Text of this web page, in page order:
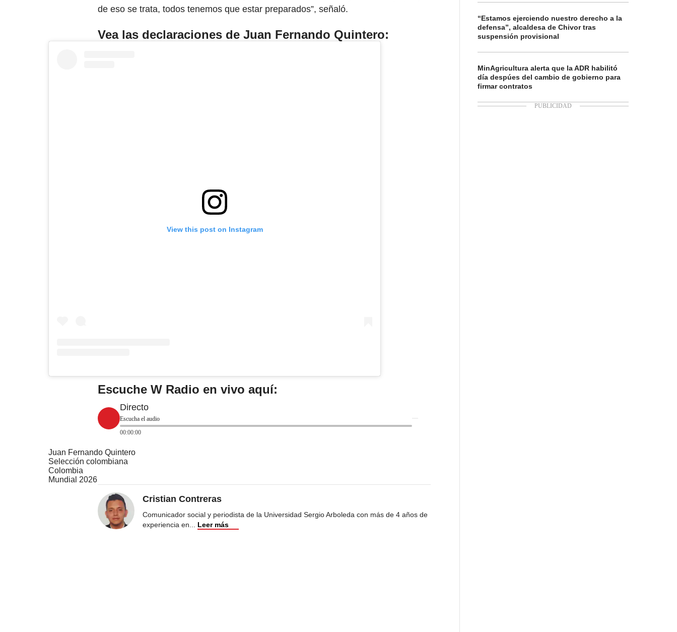
de eso se trata, todos tenemos que estar preparados”, señaló.
Vea las declaraciones de Juan Fernando Quintero:
View this post on Instagram
Escuche W Radio en vivo aquí:
Directo
Escucha el audio
00:00:00
Juan Fernando Quintero
Selección colombiana
Colombia
Mundial 2026
Cristian Contreras
Comunicador social y periodista de la Universidad Sergio Arboleda con más de 4 años de
experiencia en
Leer más
“Estamos ejerciendo nuestro derecho a la
defensa”, alcaldesa de Chivor tras
suspensión provisional
MinAgricultura alerta que la ADR habilitó
día despúes del cambio de gobierno para
firmar contratos